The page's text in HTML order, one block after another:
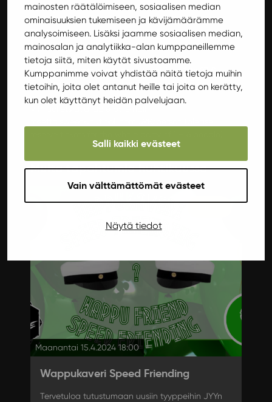
mainosten räätälöimiseen, sosiaalisen median
ominaisuuksien tukemiseen ja kävijämäärämme
analysoimiseen. Lisäksi jaamme sosiaalisen median,
mainosalan ja analytiikka-alan kumppaneillemme
tietoja siitä, miten käytät sivustoamme.
Kumppanimme voivat yhdistää näitä tietoja muihin
tietoihin, joita olet antanut heille tai joita on kerätty,
kun olet käyttänyt heidän palvelujaan.
Salli kaikki evästeet
Vain välttämättömät evästeet
Näytä tiedot
Purrrdy
Tickets:
Tickets on sale now at www.nettilippu.fi
Tickets at the door: 30 €
Early bird tickets in advance (until April 1st): 27 €
Tickets for students and unemployed: 23 €
VIP-tickets available by email
Muita tapahtumia huhtikuussa
Muut
Maanantai 15.4.2024 18:00
Wappukaveri Speed Friending
Tervetuloa tutustumaan uusiin tyyppeihin JYYn